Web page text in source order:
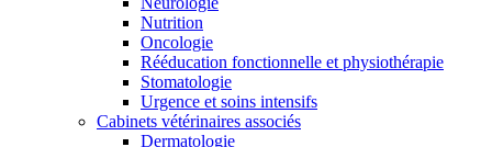
Nutrition
Oncologie
Rééducation fonctionnelle et physiothérapie
Stomatologie
Urgence et soins intensifs
Cabinets vétérinaires associés
Dermatologie